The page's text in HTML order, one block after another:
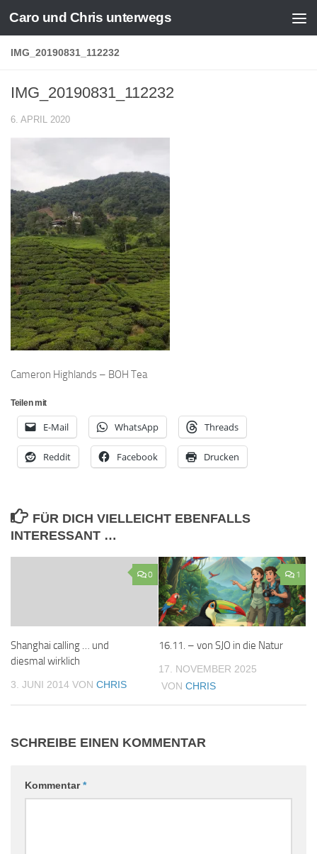
Zum Inhalt springen
Caro und Chris unterwegs
IMG_20190831_112232
IMG_20190831_112232
6. APRIL 2020
Cameron Highlands – BOH Tea
Teilen mit
E-Mail WhatsApp Threads
Reddit Facebook Drucken
FÜR DICH VIELLEICHT EBENFALLS
INTERESSANT …
0
Shanghai calling … und
diesmal wirklich
3. JUNI 2014 VON CHRIS
1
16.11. – von SJO in die Natur
17. NOVEMBER 2025
VON CHRIS
SCHREIBE EINEN KOMMENTAR
Kommentar*